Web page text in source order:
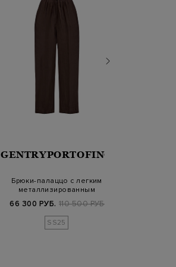
GENTRYPORTOFINO
Брюки-палаццо с легким
металлизированным
66 300 РУБ. 110 500 РУБ.
SS25